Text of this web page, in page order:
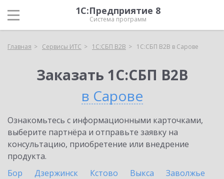
1С:Предприятие 8
Система программ
Главная Сервисы ИТС 1С:СБП B2B 1С:СБП B2B в Сарове
Заказать 1С:СБП B2B
в Сарове
Ознакомьтесь с информационными карточками,
выберите партнёра и отправьте заявку на
консультацию, приобретение или внедрение
продукта.
Бор
Дзержинск Кстово Выкса
Заволжье